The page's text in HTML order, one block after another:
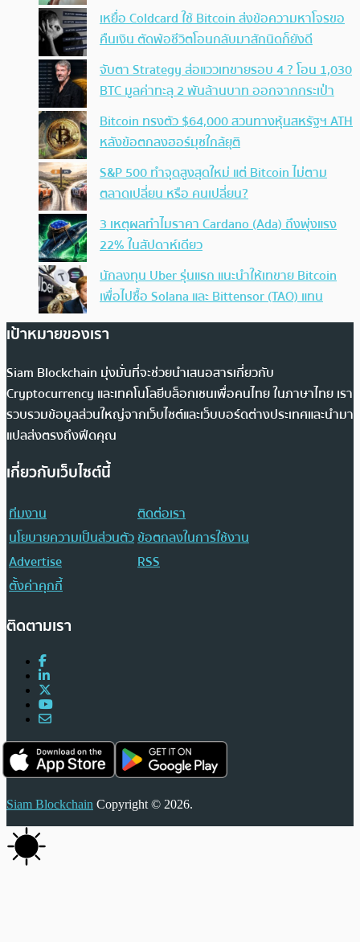
เหยื่อ Coldcard ใช้ Bitcoin ส่งข้อความหาโจรขอ
คืนเงิน ตัดพ้อชีวิตโอนกลับมาสักนิดก็ยังดี
จับตา Strategy ส่อแววเทขายรอบ 4 ? โอน 1,030
BTC มูลค่าทะลุ 2 พันล้านบาท ออกจากกระเป๋า
Bitcoin ทรงตัว $64,000 สวนทางหุ้นสหรัฐฯ ATH
หลังข้อตกลงฮอร์มุซใกล้ยุติ
S&P 500 ทำจุดสูงสุดใหม่ แต่ Bitcoin ไม่ตาม
ตลาดเปลี่ยน หรือ คนเปลี่ยน?
3 เหตุผลทำไมราคา Cardano (Ada) ถึงพุ่งแรง
22% ในสัปดาห์เดียว
นักลงทุน Uber รุ่นแรก แนะนำให้เทขาย Bitcoin
เพื่อไปซื้อ Solana และ Bittensor (TAO) แทน
เป้าหมายของเรา
Siam Blockchain มุ่งมั่นที่จะช่วยนำเสนอสารเกี่ยวกับ
Cryptocurrency และเทคโนโลยีบล็อกเชนเพื่อคนไทย ในภาษาไทย เรา
รวบรวมข้อมูลส่วนใหญ่จากเว็บไซต์และเว็บบอร์ดต่างประเทศและนำมา
แปลส่งตรงถึงฟีดคุณ
เกี่ยวกับเว็บไซต์นี้
ทีมงาน
ติดต่อเรา
นโยบายความเป็นส่วนตัวข้อตกลงในการใช้งาน
Advertise
RSS
ตั้งค่าคุกกี้
ติดตามเรา
Siam Blockchain Copyright © 2026.